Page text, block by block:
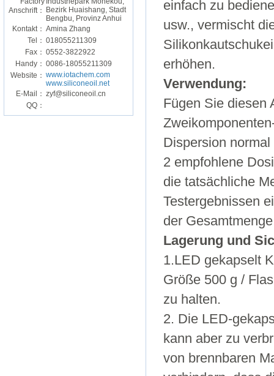
Anschrift：
Bezirk Huaishang, Stadt
Bengbu, Provinz Anhui
Kontakt： Amina Zhang
Tel： 018055211309
Fax： 0552-3822922
Handy： 0086-18055211309
Website： www.iotachem.com
www.siliconeoil.net
E-Mail： zyf@siliconeoil.cn
QQ：
einfach zu
usw., vermischt
erhöhen.
Verwendung:
Fügen Sie diesen
Dispersion
2 empfohlene
die tatsächliche
Testergebnissen
der
Lagerung und
1.LED gekapselt
Größe 500 g /
zu halten.
2. Die LED-
kann aber zu
von brennbaren